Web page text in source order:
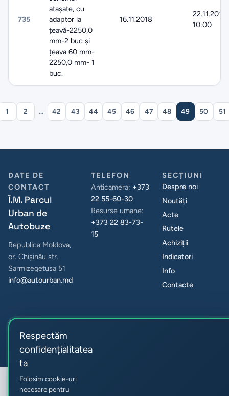
735
atașate, cu
adaptor la
țeavă-2250,0
mm-2 buc și
țeava 60 mm-
2250,0 mm- 1
buc.
16.11.2018
22.11.2018
10:00
1 2 ... 42 43 44 45 46 47 48 49 50 51
DATE DE
CONTACT
Î.M. Parcul
Urban de
Autobuze
Republica Moldova,
or. Chișinău str.
Sarmizegetusa 51
info@autourban.md
TELEFON
Anticamera: +373
22 55-60-30
Resurse umane:
+373 22 83-73-
15
SECȚIUNI
Despre noi
Noutăți
Acte
Rutele
Achiziții
Indicatori
Info
Contacte
© 2026 Î.M. Parcul Urban de Autobuze. Toate drepturile
rezervate.
Confidențialitate și cookie-uri
Respectăm
confidențialitatea
ta
Folosim cookie-uri
necesare pentru